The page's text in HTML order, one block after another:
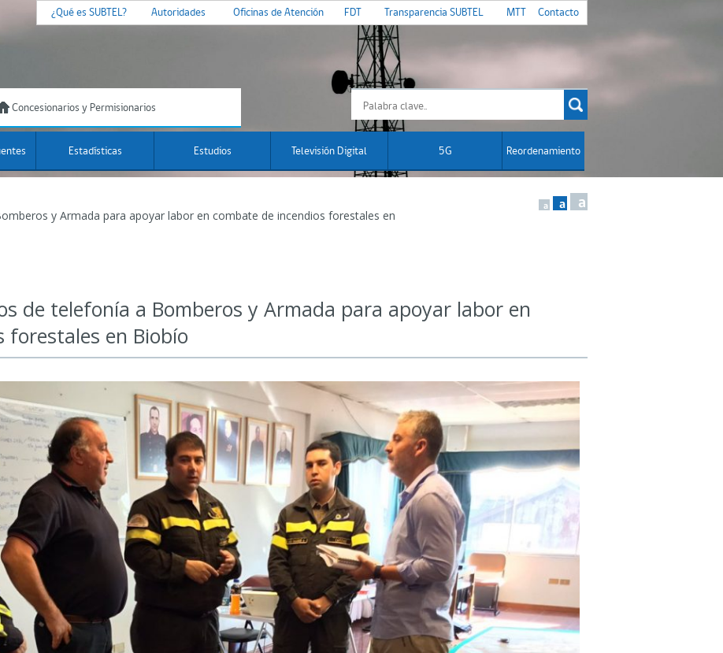
¿Qué es SUBTEL? Autoridades Oficinas de Atención FDT Transparencia SUBTEL MTT Contacto
Concesionarios y Permisionarios
Estadísticas Estudios Televisión Digital 5G Reordenamiento
y Armada para apoyar labor en combate de incendios forestales en
a a a
de telefonía a Bomberos y Armada para apoyar labor en
forestales en Biobío